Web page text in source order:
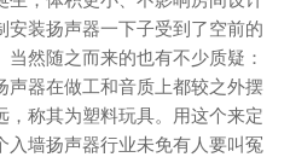
安装扬声器一下子受到了空前的
当然随之而来的也有不少质疑：
声器在做工和音质上都较之外摆
，称其为塑料玩具。用这个来定
入墙扬声器行业未免有人要叫冤